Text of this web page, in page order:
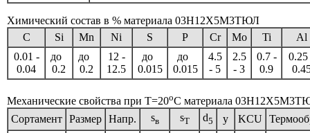
Химический состав в % материала 03Н12Х5М3ТЮЛ
C
Si Mn Ni S P Cr Mo Ti
Al
0.01 -
0.04
до
0.2
до
0.2
12 -
12.5
до
0.015
до
0.015
4.5
- 5
2.5
- 3
0.7 -
0.9
0.25
Механические свойства при Т=20oС материала
Сортамент Размер Напр. sв sT d5 y KCU